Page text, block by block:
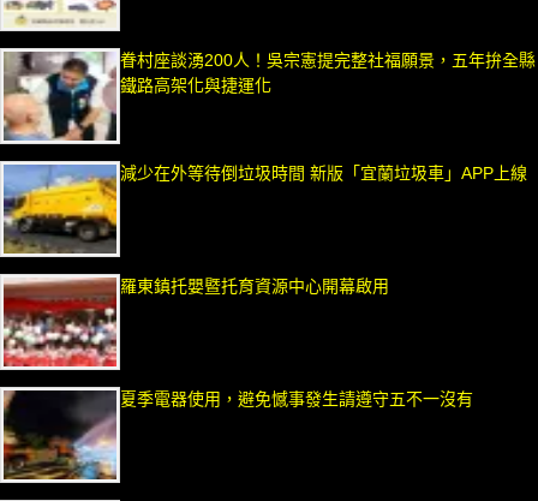
眷村座談湧200人！吳宗憲提完整社福願景，五年拚全縣
鐵路高架化與捷運化
減少在外等待倒垃圾時間 新版「宜蘭垃圾車」APP上線
羅東鎮托嬰暨托育資源中心開幕啟用
夏季電器使用，避免憾事發生請遵守五不一沒有